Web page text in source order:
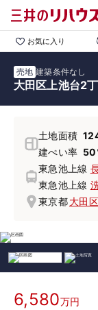
お気に入り
売地 建築条件なし
大田区上池台2
土地面積
建ぺい率
東急池上線
東急池上線
東京都大田区
6,580万円